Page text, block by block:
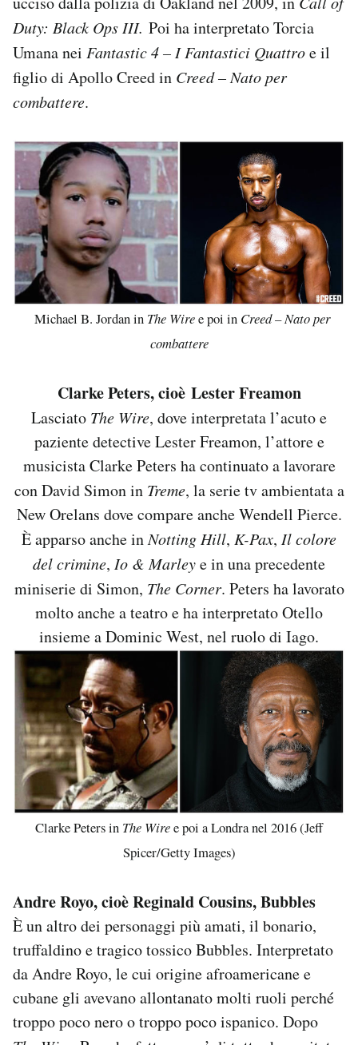
Duty: Black Ops III. Poi ha interpretato Torcia
Umana nei Fantastic 4 – I Fantastici Quattroe il
figlio di Apollo Creed in Creed – Nato per
combattere.
Michael B. Jordan in The Wiree poi in Creed – Nato per
combattere
Clarke Peters, cioè Lester Freamon
Lasciato The Wire, dove interpretata l’acuto e
paziente detective Lester Freamon, l’attore e
musicista Clarke Peters ha continuato a lavorare
con David Simon in Treme, la serie tv ambientata a
New Orelans dove compare anche Wendell Pierce.
È apparso anche inNotting Hill, K-Pax, Il colore
del crimine, Io & Marleye in una precedente
miniserie di Simon, The Corner. Peters ha lavorato
molto anche a teatro e ha interpretato Otello
insieme a Dominic West, nel ruolo di Iago.
Clarke Peters in The Wiree poi a Londra nel 2016 (Jeff
Spicer/Getty Images)
Andre Royo, cioè Reginald Cousins, Bubbles
È un altro dei personaggi più amati, il bonario,
truffaldino e tragico tossico Bubbles. Interpretato
da Andre Royo, le cui origine afroamericane e
cubane gli avevano allontanato molti ruoli perché
troppo poco nero o troppo poco ispanico. Dopo